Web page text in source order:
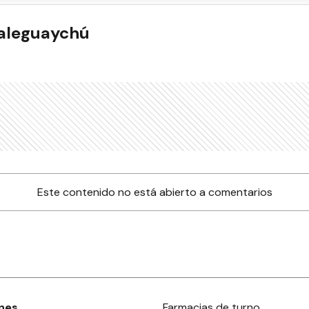
Este contenido no está abierto a comentarios